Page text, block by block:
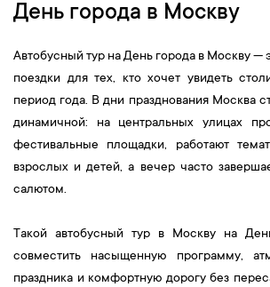
День города в Москву
Автобусный тур на День города в Москву —
поездки для тех, кто хочет увидеть
период года. В дни празднования Москва
динамичной: на центральных улицах
фестивальные площадки, работают
взрослых и детей, а вечер часто
салютом.
Такой автобусный тур в Москву на
совместить насыщенную программу,
праздника и комфортную дорогу без